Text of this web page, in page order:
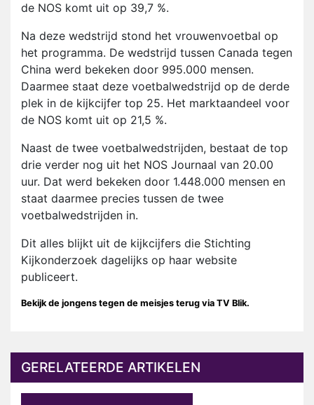
de NOS komt uit op 39,7 %.
Na deze wedstrijd stond het vrouwenvoetbal op
het programma. De wedstrijd tussen Canada tegen
China werd bekeken door 995.000 mensen.
Daarmee staat deze voetbalwedstrijd op de derde
plek in de kijkcijfer top 25. Het marktaandeel voor
de NOS komt uit op 21,5 %.
Naast de twee voetbalwedstrijden, bestaat de top
drie verder nog uit het NOS Journaal van 20.00
uur. Dat werd bekeken door 1.448.000 mensen en
staat daarmee precies tussen de twee
voetbalwedstrijden in.
Dit alles blijkt uit de kijkcijfers die Stichting
Kijkonderzoek dagelijks op haar website
publiceert.
Bekijk de jongens tegen de meisjes terug via TV Blik.
GERELATEERDE ARTIKELEN